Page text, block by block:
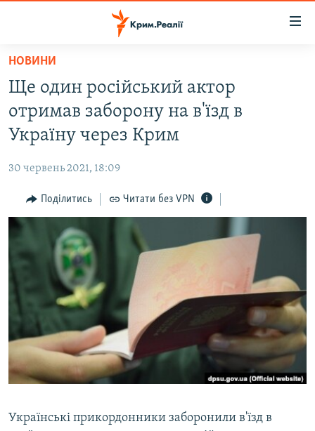
Перейти
основного
матеріалу
Перейти
до
основної
навігації
Перейти
до
пошуку
ВОДА.КРИМ
ВІДЕО ТА ФОТО
БЛОГИ
ПОГЛЯД
ІНТЕРВ'Ю
ВСЕ ЗА ДЕНЬ
СПЕЦПРОЕКТИ
ДЕПОРТАЦІЯ
ВІДЕОУРОКИ «ELIFBE»
СВІДЧЕННЯ ОКУПАЦІЇ
УКРАЇНСЬКА ПРОБЛЕМА КРИМУ
ЯК ОБІЙТИ БЛОКУВАННЯ
Русский
Qırımtatar
НОВИНИ
Ще один російський актор
отримав заборону на в'їзд в
Україну через Крим
30 червень 2021, 18:09
Поділитись Читати без VPN
Українські прикордонники заборонили в'їзд в